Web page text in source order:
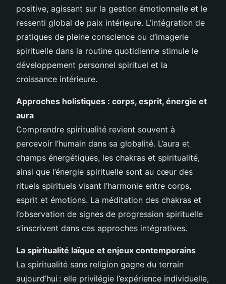
positive, agissant sur la gestion émotionnelle et le
ressenti global de paix intérieure. L’intégration de
pratiques de pleine conscience ou d’imagerie
spirituelle dans la routine quotidienne stimule le
développement personnel spirituel et la
croissance intérieure.
Approches holistiques : corps, esprit, énergie et
aura
Comprendre spiritualité revient souvent à
percevoir l’humain dans sa globalité. L’aura et
champs énergétiques, les chakras et spiritualité,
ainsi que l’énergie spirituelle sont au cœur des
rituels spirituels visant l’harmonie entre corps,
esprit et émotions. La méditation des chakras et
l’observation de signes de progression spirituelle
s’inscrivent dans ces approches intégratives.
La spiritualité laïque et enjeux contemporains
La spiritualité sans religion gagne du terrain
aujourd’hui : elle privilégie l’expérience individuelle,